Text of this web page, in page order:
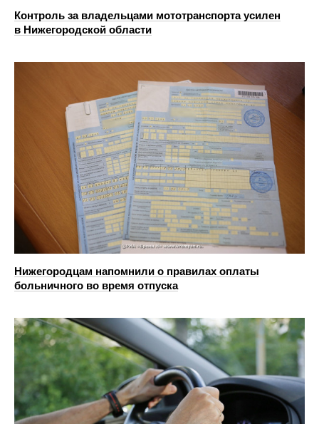
Контроль за владельцами мототранспорта усилен
в Нижегородской области
Нижегородцам напомнили о правилах оплаты
больничного во время отпуска